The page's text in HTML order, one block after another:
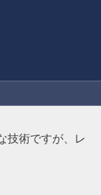
技術ですが、レ